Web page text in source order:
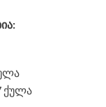
ქულა